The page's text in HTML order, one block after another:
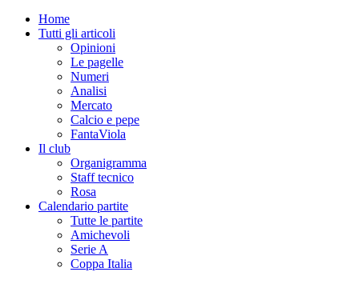
Home
Tutti gli articoli
Opinioni
Le pagelle
Numeri
Analisi
Mercato
Calcio e pepe
FantaViola
Il club
Organigramma
Staff tecnico
Rosa
Calendario partite
Tutte le partite
Amichevoli
Serie A
Coppa Italia